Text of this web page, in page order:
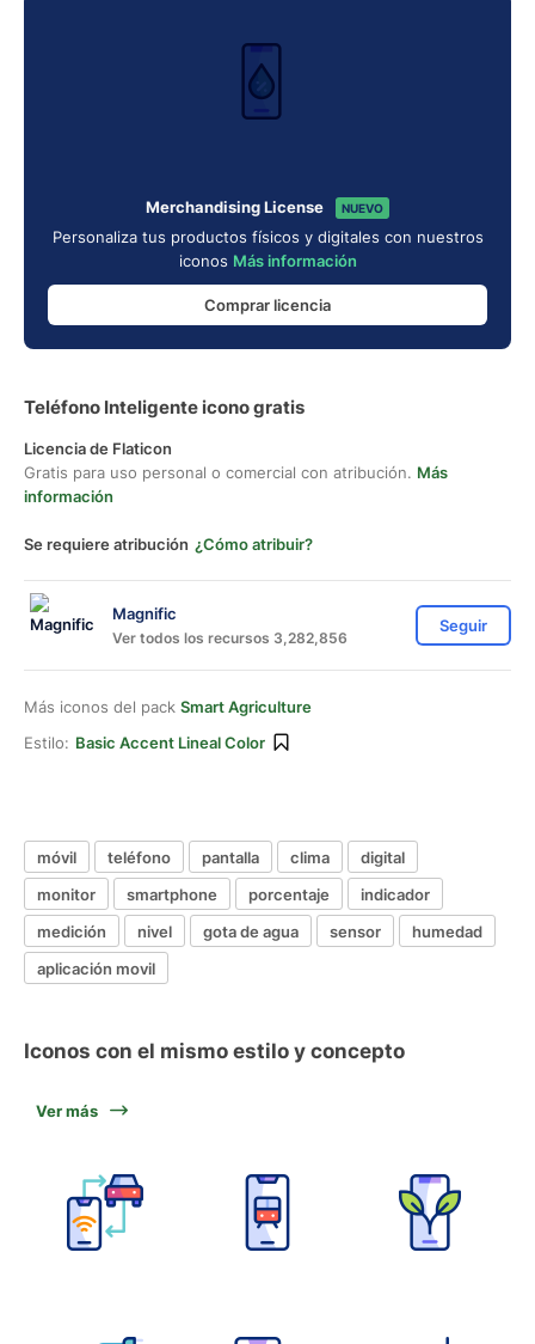
Merchandising License NUEVO
Personaliza tus productos físicos y digitales con nuestros
iconos Más información
Comprar licencia
Teléfono Inteligente icono gratis
Licencia de Flaticon
Gratis para uso personal o comercial con atribución. Más
información
Se requiere atribución ¿Cómo atribuir?
Magnific
Ver todos los recursos 3,282,856
Seguir
Más iconos del pack Smart Agriculture
Estilo: Basic Accent Lineal Color
móvil teléfono pantalla clima
digital
monitor
smartphone porcentaje
indicador
medición
nivel gota de agua sensor
humedad
aplicación movil
Iconos con el mismo estilo y concepto
Ver más